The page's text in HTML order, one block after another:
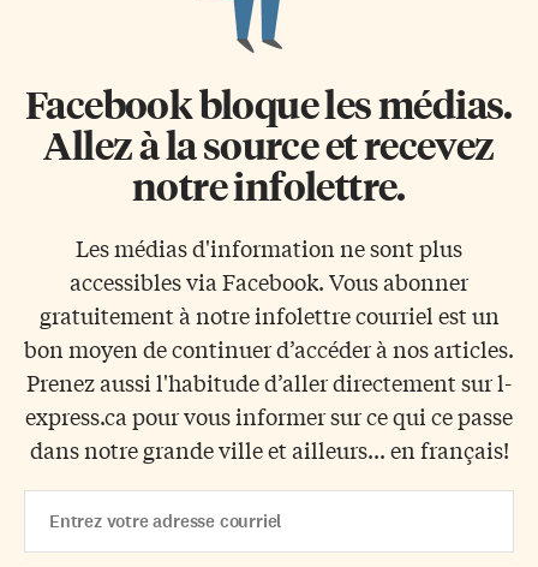
Facebook bloque les médias.
Allez à la source et recevez
notre infolettre.
Les médias d'information ne sont plus
accessibles via Facebook. Vous abonner
gratuitement à notre infolettre courriel est un
bon moyen de continuer d’accéder à nos articles.
Prenez aussi l'habitude d’aller directement sur l-
express.ca pour vous informer sur ce qui ce passe
dans notre grande ville et ailleurs... en français!
Address